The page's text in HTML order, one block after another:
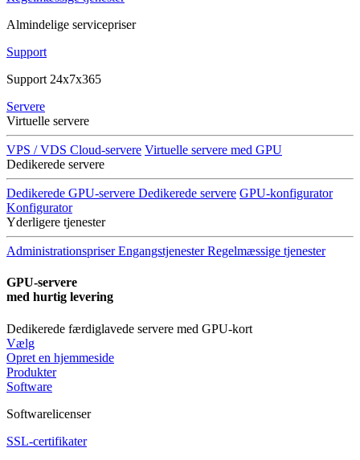
Almindelige servicepriser
Support
Support 24x7x365
Servere
Virtuelle servere
VPS / VDS Cloud-servere Virtuelle servere med GPU
Dedikerede servere
Dedikerede GPU-servere Dedikerede servere GPU-konfigurator
Konfigurator
Yderligere tjenester
Administrationspriser Engangstjenester Regelmæssige tjenester
GPU-servere
med hurtig levering
Dedikerede færdiglavede servere med GPU-kort
Vælg
Opret en hjemmeside
Produkter
Software
Softwarelicenser
SSL-certifikater